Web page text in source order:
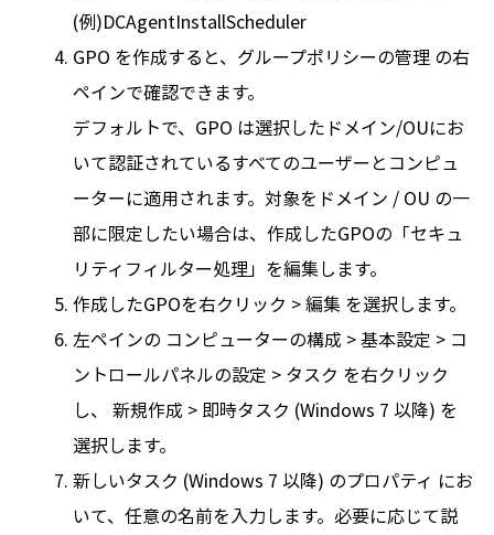
(例)DCAgentInstallScheduler
GPO を作成すると、グループポリシーの管理 の右
ペインで確認できます。
デフォルトで、GPO は選択したドメイン/OUにお
いて認証されているすべてのユーザーとコンピュ
ーターに適用されます。対象をドメイン / OU の一
部に限定したい場合は、作成したGPOの「セキュ
リティフィルター処理」を編集します。
作成したGPOを右クリック > 編集 を選択します。
左ペインの コンピューターの構成 > 基本設定 > コ
ントロールパネルの設定 > タスク を右クリック
し、 新規作成 > 即時タスク (Windows 7 以降) を
選択します。
新しいタスク (Windows 7 以降) のプロパティ にお
いて、任意の名前を入力します。必要に応じて説